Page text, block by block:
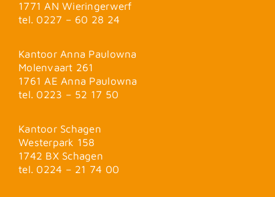
1771 AN Wieringerwerf
tel. 0227 – 60 28 24
Kantoor Anna Paulowna
Molenvaart 261
1761 AE Anna Paulowna
tel. 0223 – 52 17 50
Kantoor Schagen
Westerpark 158
1742 BX Schagen
tel. 0224 – 21 74 00